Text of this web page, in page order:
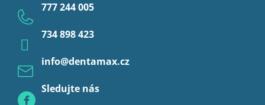
Anestezie
Profylaxe
info@dentamax.cz
777 244 005
734 898 423
Sledujte nás